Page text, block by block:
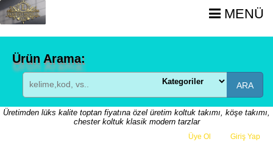
MENÜ
Ürün Arama:
ARA
Üretimden lüks kalite toptan fiyatına özel üretim koltuk takımı, köşe takımı,
chester koltuk klasik modern tarzlar
Üye Ol Giriş Yap